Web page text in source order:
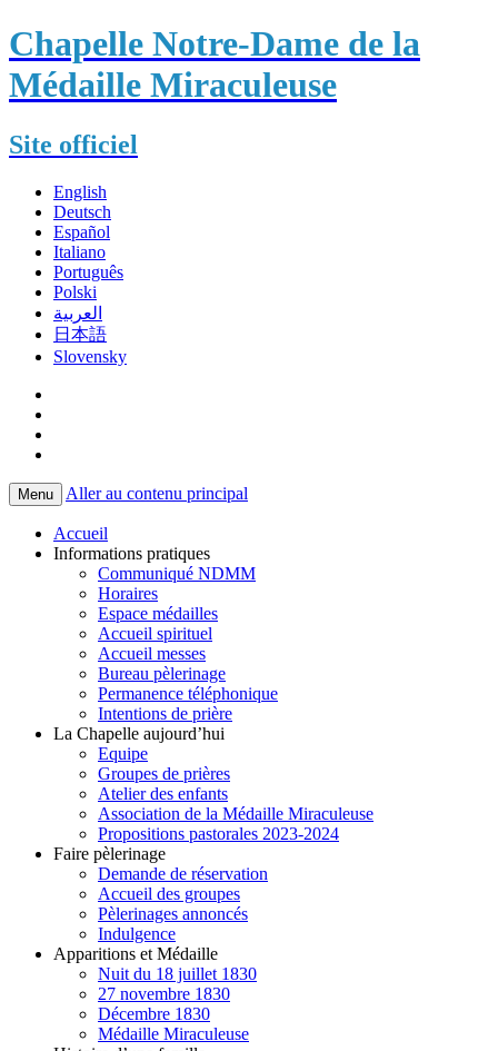
Chapelle Notre-Dame de la
Médaille Miraculeuse
Site officiel
English
Deutsch
Español
Italiano
Português
Polski
العربية
日本語
Slovensky
Menu Aller au contenu principal
Accueil
Informations pratiques
Communiqué NDMM
Horaires
Espace médailles
Accueil spirituel
Accueil messes
Bureau pèlerinage
Permanence téléphonique
Intentions de prière
La Chapelle aujourd’hui
Equipe
Groupes de prières
Atelier des enfants
Association de la Médaille Miraculeuse
Propositions pastorales 2023-2024
Faire pèlerinage
Demande de réservation
Accueil des groupes
Pèlerinages annoncés
Indulgence
Apparitions et Médaille
Nuit du 18 juillet 1830
27 novembre 1830
Décembre 1830
Médaille Miraculeuse